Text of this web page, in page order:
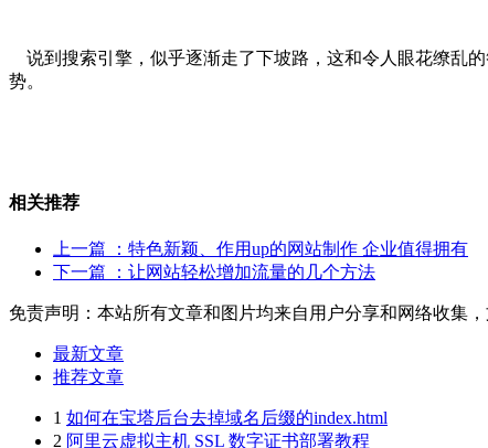
说到搜索引擎，似乎逐渐走了下坡路，这和令人眼花缭乱
势。
相关推荐
上一篇
：特色新颖、作用up的网站制作 企业值得拥有
下一篇
：让网站轻松增加流量的几个方法
免责声明：本站所有文章和图片均来自用户分享和网络收集
最新文章
推荐文章
1 如何在宝塔后台去掉域名后缀的index.html
2 阿里云虚拟主机 SSL 数字证书部署教程